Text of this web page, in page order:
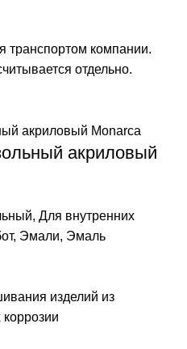
транспортом компании.
отдельно.
акриловый
, Для внутренних
, Эмали, Эмаль
изделий из